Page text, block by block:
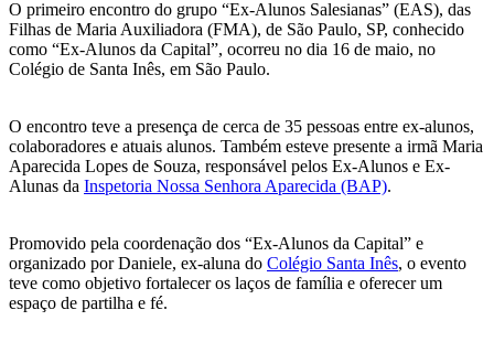
O primeiro encontro do grupo “Ex-Alunos Salesianas” (EAS), das
Filhas de Maria Auxiliadora (FMA), de São Paulo, SP, conhecido
como “Ex-Alunos da Capital”, ocorreu no dia 16 de maio, no
Colégio de Santa Inês, em São Paulo.
O encontro teve a presença de cerca de 35 pessoas entre ex-alunos,
colaboradores e atuais alunos. Também esteve presente a irmã Maria
Aparecida Lopes de Souza, responsável pelos Ex-Alunos e Ex-
Alunas da Inspetoria Nossa Senhora Aparecida (BAP).
Promovido pela coordenação dos “Ex-Alunos da Capital” e
organizado por Daniele, ex-aluna do Colégio Santa Inês, o evento
teve como objetivo fortalecer os laços de família e oferecer um
espaço de partilha e fé.